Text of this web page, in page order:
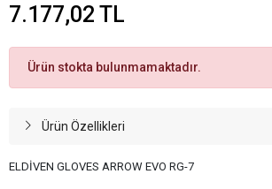
7.177,02 TL
Ürün stokta bulunmamaktadır.
Ürün Özellikleri
ELDİVEN GLOVES ARROW EVO RG-7